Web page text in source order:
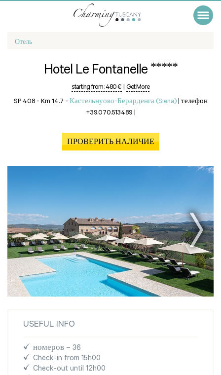
Отель
Hotel Le Fontanelle *****
starting from :480 € | Get More
SP 408 - Km 14.7 - Кастельнуово-Берарденга (Siena) | телефон
+39.070.513489 |
ПРОВЕРИТЬ НАЛИЧИЕ
USEFUL INFO
номеров – 36
Check-in from 15h00
Check-out until 12h00